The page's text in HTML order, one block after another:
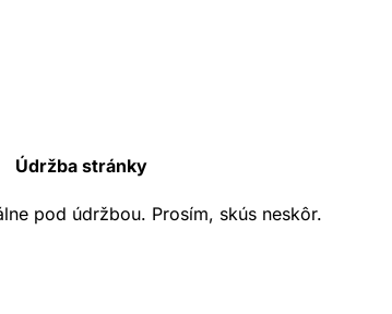
Údržba stránky
pod údržbou. Prosím, skús neskôr.